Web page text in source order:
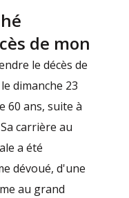
de mon
le décès de
dimanche 23
60 ans, suite à
carrière au
a été
dévoué, d'une
au grand